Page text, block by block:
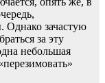
Однако зачастую
за эту
небольшая